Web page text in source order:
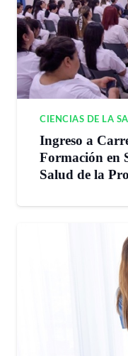
CIENCIAS DE LA
Ingreso a
Formación en
Salud de la